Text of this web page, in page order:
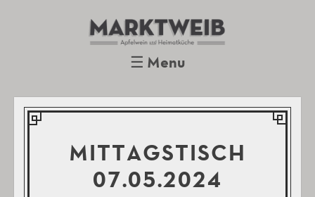
Marktweib
Oberursel
Apfelwein und Heimatküche
☰ Menu
MITTAGSTISCH
07.05.2024